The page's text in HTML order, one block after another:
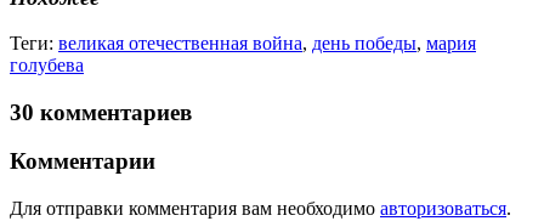
Теги: великая отечественная война, день победы, мария
голубева
30 комментариев
Комментарии
Для отправки комментария вам необходимо авторизоваться.